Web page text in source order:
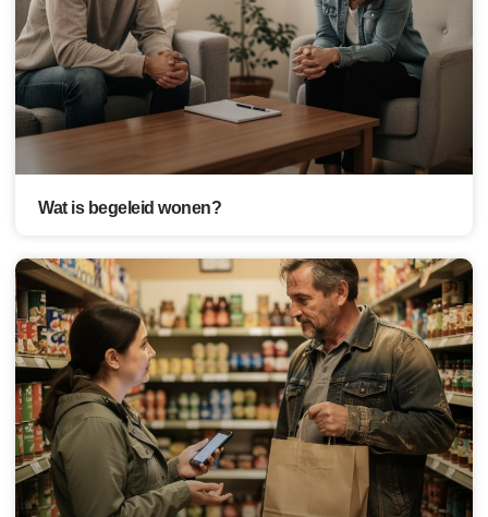
Wat is begeleid wonen?